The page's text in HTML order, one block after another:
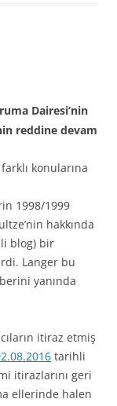
Dairesi’nin
reddine devam
konularına
1998/1999
hakkında
blog) bir
Langer bu
yanında
itiraz etmiş
tarihli
itirazlarını geri
ellerinde halen